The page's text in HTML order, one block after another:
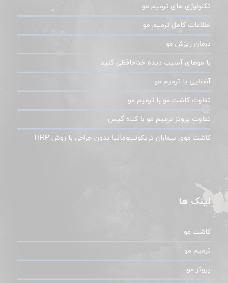
تکنولوژی های ترمیم مو
اطلاعات کامل ترمیم مو
درمان ریزش مو
با موهای آسیب دیده خداحافظی کنید
آشنایی با ترمیم مو
تفاوت کاشت مو با ترمیم مو
تفاوت پروتز ترمیم مو با کلاه گیس
کاشت موی بیماران تریکوتیلومانیا بدون جراحی با روش HRP
لینک ها
کاشت مو
ترمیم مو
پروتز مو